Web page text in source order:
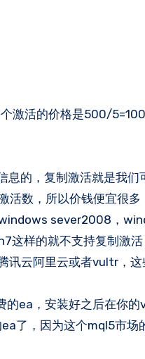
的，复制激活就是我们
活数，所以价钱便宜很
sever2008，
样的就不支持复制激
云阿里云或者vultr，这
ea，安装好之后在你的
了，因为这个mql5市场